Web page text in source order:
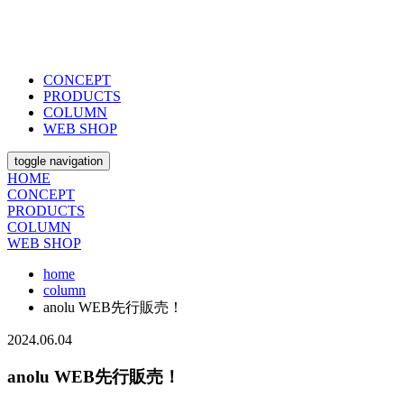
CONCEPT
PRODUCTS
COLUMN
WEB SHOP
toggle navigation
HOME
CONCEPT
PRODUCTS
COLUMN
WEB SHOP
home
column
anolu WEB先行販売！
2024.06.04
anolu WEB先行販売！